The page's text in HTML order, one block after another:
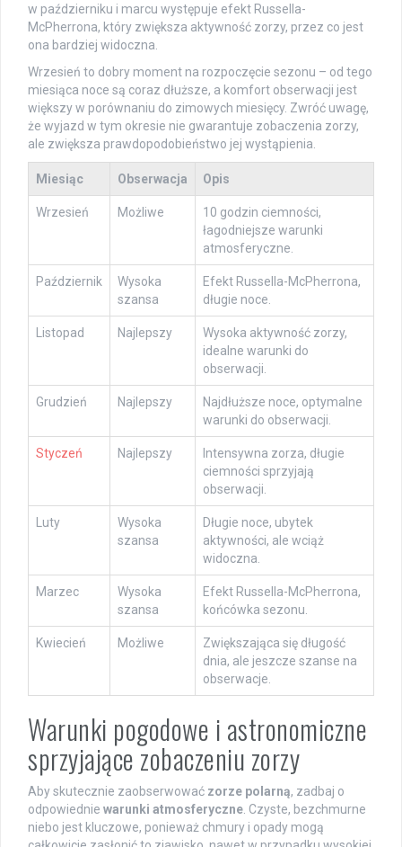
w październiku i marcu występuje efekt Russella-
McPherrona, który zwiększa aktywność zorzy, przez co jest
ona bardziej widoczna.
Wrzesień to dobry moment na rozpoczęcie sezonu – od tego
miesiąca noce są coraz dłuższe, a komfort obserwacji jest
większy w porównaniu do zimowych miesięcy. Zwróć uwagę,
że wyjazd w tym okresie nie gwarantuje zobaczenia zorzy,
ale zwiększa prawdopodobieństwo jej wystąpienia.
Miesiąc Obserwacja Opis
Wrzesień Możliwe
10 godzin ciemności,
łagodniejsze warunki
atmosferyczne.
Październik
Wysoka
szansa
Efekt Russella-McPherrona,
długie noce.
Listopad Najlepszy
Wysoka aktywność zorzy,
idealne warunki do
obserwacji.
Grudzień Najlepszy
Najdłuższe noce, optymalne
warunki do obserwacji.
Styczeń Najlepszy
Intensywna zorza, długie
ciemności sprzyjają
obserwacji.
Luty
Wysoka
szansa
Długie noce, ubytek
aktywności, ale wciąż
widoczna.
Marzec
Wysoka
szansa
Efekt Russella-McPherrona,
końcówka sezonu.
Kwiecień Możliwe
Zwiększająca się długość
dnia, ale jeszcze szanse na
obserwacje.
Warunki pogodowe i astronomiczne
sprzyjające zobaczeniu zorzy
Aby skutecznie zaobserwować zorze polarną, zadbaj o
odpowiednie warunki atmosferyczne . Czyste, bezchmurne
niebo jest kluczowe, ponieważ chmury i opady mogą